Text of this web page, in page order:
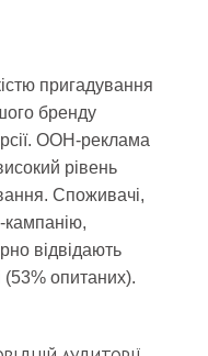
пригадування
бренду
OOH-реклама
рівень
Споживачі,
відвідають
опитаних).